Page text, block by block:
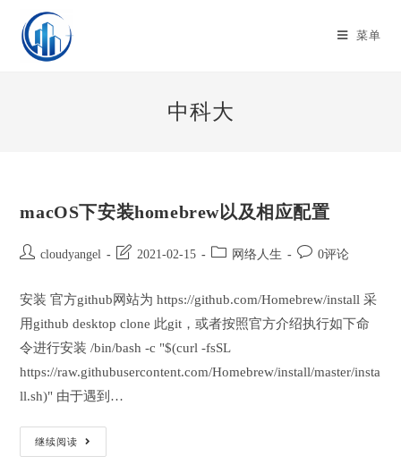
content
菜单
中科大
macOS下安装homebrew以及相应配置
Postcloudyangel
Post
modified:
2021-02-15
Post 网络人生
Post0评论
安装 官方github网站为 https://github.com/Homebrew/install 采
用github desktop clone 此git，或者按照官方介绍执行如下命
令进行安装 /bin/bash -c "$(curl -fsSL
https://raw.githubusercontent.com/Homebrew/install/master/insta
ll.sh)" 由于遇到…
继续阅读
MacOS
下